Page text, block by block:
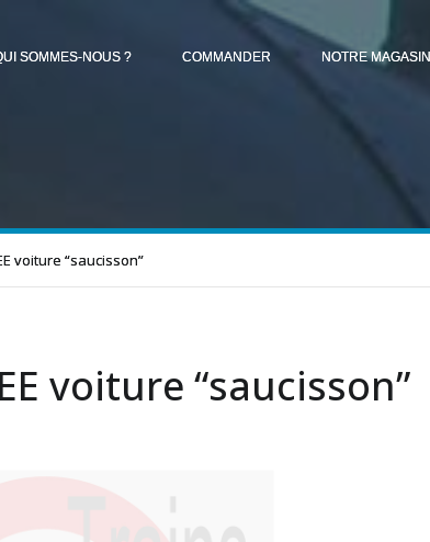
SOMMES-NOUS ? COMMANDER NOTRE MAGASIN
voiture “saucisson”
voiture “saucisson”